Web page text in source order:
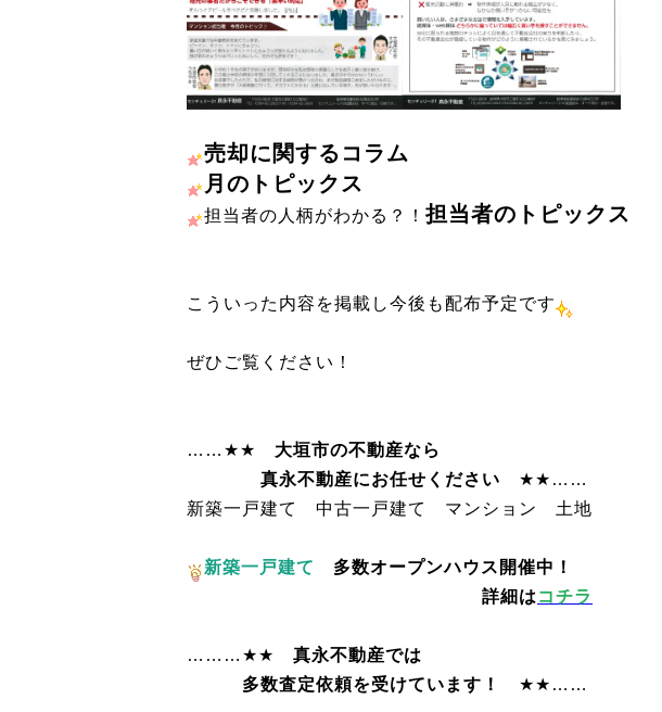
売却に関するコラム
月のトピックス
担当者の人柄がわかる？！ 担当者のトピックス
こういった内容を掲載し今後も配布予定です
ぜひご覧ください！
……★★ 大垣市の不動産なら
真永不動産にお任せください ★★……
新築一戸建て 中古一戸建て マンション 土地
新築一戸建て
多数オープンハウス開催中！
詳細は コチラ
………★★ 真永不動産では
多数査定依頼を受けています！
★★……